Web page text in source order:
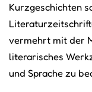
Kurzgeschichten
vermehrt mit der
literarisches
und Sprache zu